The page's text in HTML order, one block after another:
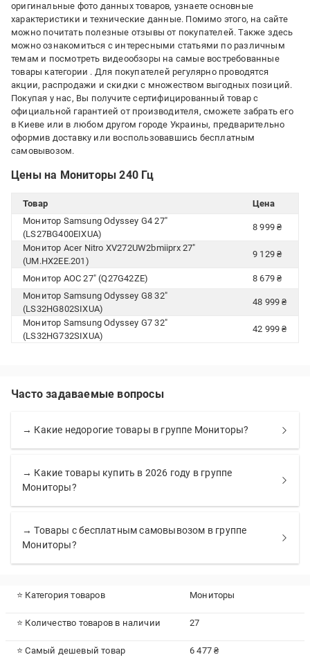
оригинальные фото данных товаров, узнаете основные
характеристики и технические данные. Помимо этого, на сайте
можно почитать полезные отзывы от покупателей. Также здесь
можно ознакомиться с интересными статьями по различным
темам и посмотреть видеообзоры на самые востребованные
товары категории . Для покупателей регулярно проводятся
акции, распродажи и скидки с множеством выгодных позиций.
Покупая у нас, Вы получите сертифицированный товар с
официальной гарантией от производителя, сможете забрать его
в Киеве или в любом другом городе Украины, предварительно
оформив доставку или воспользовавшись бесплатным
самовывозом.
Цены на Мониторы 240 Гц
Товар
Цена
Монитор Samsung Odyssey G4 27"
(LS27BG400EIXUA)
8 999 ₴
Монитор Acer Nitro XV272UW2bmiiprx 27"
(UM.HX2EE.201)
9 129 ₴
Монитор AOC 27" (Q27G42ZE)
8 679 ₴
Монитор Samsung Odyssey G8 32"
(LS32HG802SIXUA)
48 999 ₴
Монитор Samsung Odyssey G7 32"
(LS32HG732SIXUA)
42 999 ₴
Часто задаваемые вопросы
→ Какие недорогие товары в группе Мониторы?
→ Какие товары купить в 2026 году в группе
Мониторы?
→ Товары с бесплатным самовывозом в группе
Мониторы?
⭐ Категория товаров Мониторы
⭐ Количество товаров в наличии 27
⭐ Самый дешевый товар 6 477 ₴